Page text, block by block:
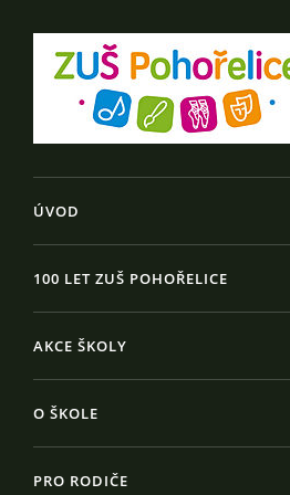
ÚVOD
100 LET ZUŠ POHOŘELICE
AKCE ŠKOLY
O ŠKOLE
PRO RODIČE